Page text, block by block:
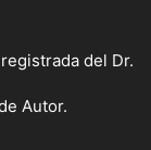
del Dr.
Autor.